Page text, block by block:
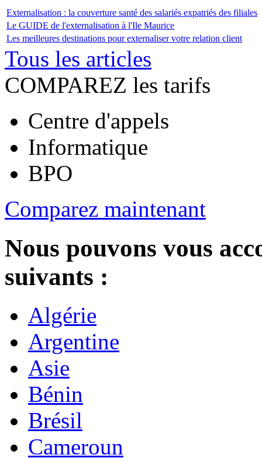
Externalisation : la couverture santé des salariés expatriés des filiales
Le GUIDE de l'externalisation à l'Ile Maurice
Les meilleures destinations pour externaliser votre relation client
Tous les articles
COMPAREZ les tarifs
Centre d'appels
Informatique
BPO
Comparez maintenant
Nous pouvons vous
suivants :
Algérie
Argentine
Asie
Bénin
Brésil
Cameroun